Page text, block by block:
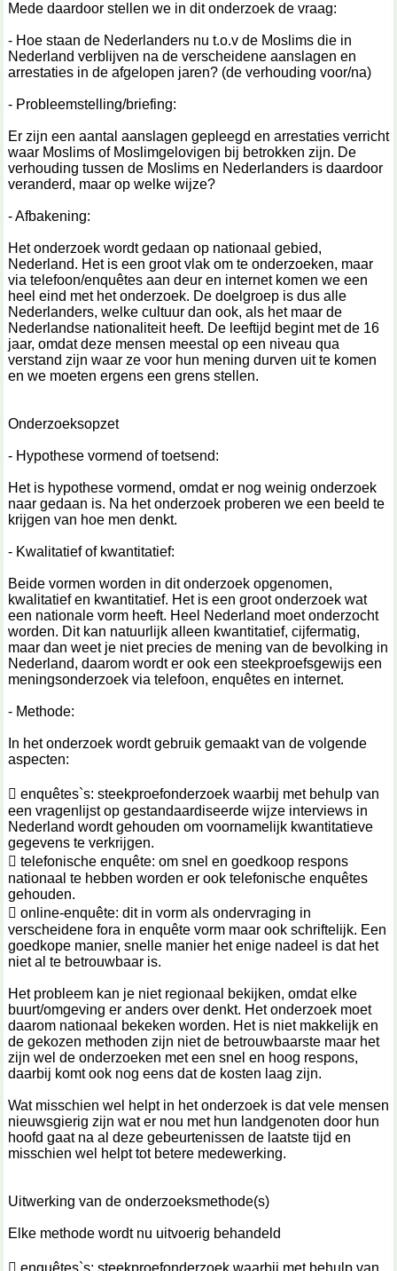
Mede daardoor stellen we in dit onderzoek de vraag:
- Hoe staan de Nederlanders nu t.o.v de Moslims die in
Nederland verblijven na de verscheidene aanslagen en
arrestaties in de afgelopen jaren? (de verhouding voor/na)
- Probleemstelling/briefing:
Er zijn een aantal aanslagen gepleegd en arrestaties verricht
waar Moslims of Moslimgelovigen bij betrokken zijn. De
verhouding tussen de Moslims en Nederlanders is daardoor
veranderd, maar op welke wijze?
- Afbakening:
Het onderzoek wordt gedaan op nationaal gebied,
Nederland. Het is een groot vlak om te onderzoeken, maar
via telefoon/enquêtes aan deur en internet komen we een
heel eind met het onderzoek. De doelgroep is dus alle
Nederlanders, welke cultuur dan ook, als het maar de
Nederlandse nationaliteit heeft. De leeftijd begint met de 16
jaar, omdat deze mensen meestal op een niveau qua
verstand zijn waar ze voor hun mening durven uit te komen
en we moeten ergens een grens stellen.
Onderzoeksopzet
- Hypothese vormend of toetsend:
Het is hypothese vormend, omdat er nog weinig onderzoek
naar gedaan is. Na het onderzoek proberen we een beeld te
krijgen van hoe men denkt.
- Kwalitatief of kwantitatief:
Beide vormen worden in dit onderzoek opgenomen,
kwalitatief en kwantitatief. Het is een groot onderzoek wat
een nationale vorm heeft. Heel Nederland moet onderzocht
worden. Dit kan natuurlijk alleen kwantitatief, cijfermatig,
maar dan weet je niet precies de mening van de bevolking in
Nederland, daarom wordt er ook een steekproefsgewijs een
meningsonderzoek via telefoon, enquêtes en internet.
- Methode:
In het onderzoek wordt gebruik gemaakt van de volgende
aspecten:
 enquêtes`s: steekproefonderzoek waarbij met behulp van
een vragenlijst op gestandaardiseerde wijze interviews in
Nederland wordt gehouden om voornamelijk kwantitatieve
gegevens te verkrijgen.
 telefonische enquête: om snel en goedkoop respons
nationaal te hebben worden er ook telefonische enquêtes
gehouden.
 online-enquête: dit in vorm als ondervraging in
verscheidene fora in enquête vorm maar ook schriftelijk. Een
goedkope manier, snelle manier het enige nadeel is dat het
niet al te betrouwbaar is.
Het probleem kan je niet regionaal bekijken, omdat elke
buurt/omgeving er anders over denkt. Het onderzoek moet
daarom nationaal bekeken worden. Het is niet makkelijk en
de gekozen methoden zijn niet de betrouwbaarste maar het
zijn wel de onderzoeken met een snel en hoog respons,
daarbij komt ook nog eens dat de kosten laag zijn.
Wat misschien wel helpt in het onderzoek is dat vele mensen
nieuwsgierig zijn wat er nou met hun landgenoten door hun
hoofd gaat na al deze gebeurtenissen de laatste tijd en
misschien wel helpt tot betere medewerking.
Uitwerking van de onderzoeksmethode(s)
Elke methode wordt nu uitvoerig behandeld
 enquêtes`s: steekproefonderzoek waarbij met behulp van